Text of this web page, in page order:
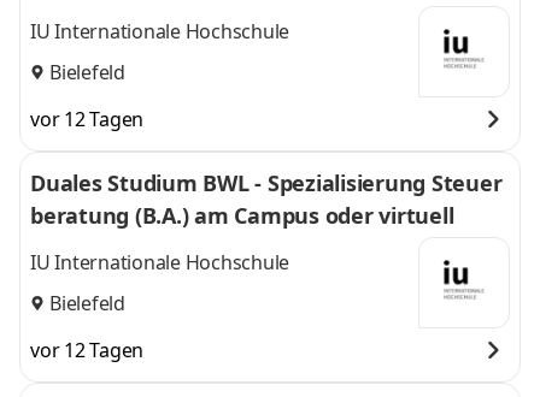
l
IU Internationale Hochschule
Bielefeld
vor 12 Tagen
Duales Studium BWL - Spezialisierung Steuer
beratung (B.A.) am Campus oder virtuell
IU Internationale Hochschule
Bielefeld
vor 12 Tagen